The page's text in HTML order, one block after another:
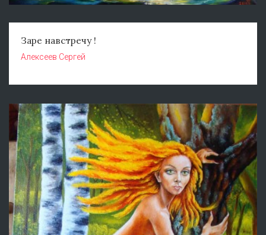
Заре навстречу !
Алексеев Сергей